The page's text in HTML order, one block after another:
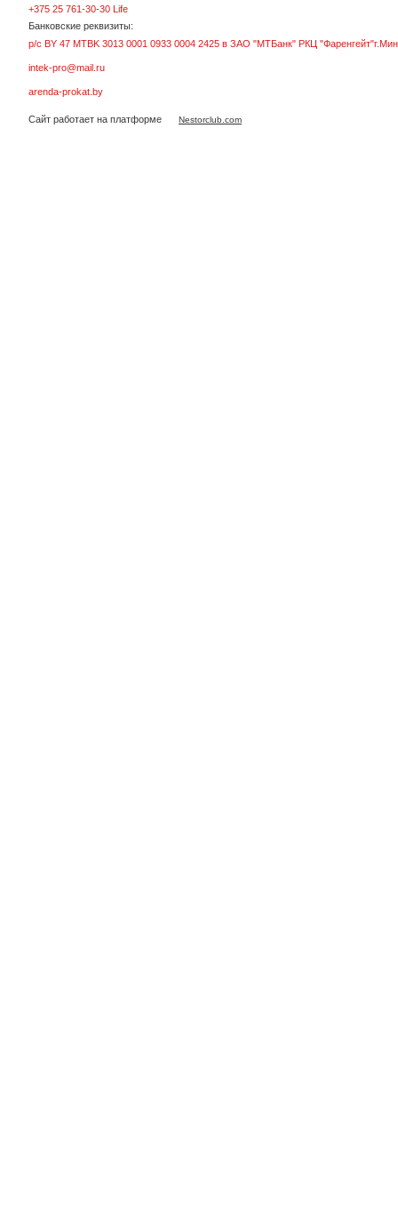
+375 25 761-30-30 Life
Банковские реквизиты:
р/с BY 47 MTBK 3013 0001 0933 0004 2425 в ЗАО "МТБанк" РКЦ
intek-pro@mail.ru
arenda-prokat.by
Сайт работает на платформе Nestorclub.com